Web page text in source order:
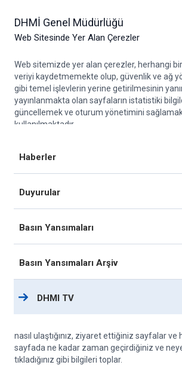
DHMİ Genel Müdürlüğü
Web Sitesinde Yer Alan Çerezler
Web sitemizde yer alan çerezler, herhangi bir
veriyi kaydetmemekte olup, güvenlik ve ağ
gibi temel işlevlerin yerine getirilmesinin
yayınlanmakta olan sayfaların istatistiki
güncellemek ve oturum yönetimini
kullanılmaktadır.
Zorunlu olmayan çerezleri kabul et
Zorunlu çerezler
Bu çerezler, güvenlik ve ağ yönetimi gibi
Analiz çerezleri
nasıl ulaştığınız, ziyaret ettiğiniz sayfalar ve
sayfada ne kadar zaman geçirdiğiniz ve
tıkladığınız gibi bilgileri toplar.
T.C. Ulaştırma ve Altyapı
Devlet Hava
DHMİ Hakkında Projelerimiz
Haberler
Duyurular
Basın Yansımaları
Basın Yansımaları Arşiv
DHMI TV